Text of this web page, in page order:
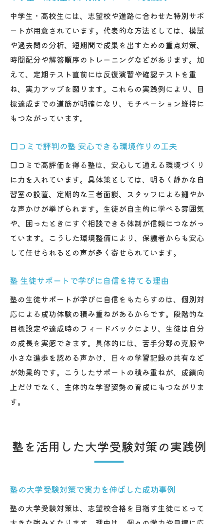
中学生・高校生には、志望校や進路に合わせた特別サポ
ートが用意されています。代表的な方法としては、模試
や過去問の分析、短期間で成果を出すための重点対策、
時間配分や解答順序のトレーニングなどがあります。加
えて、定期テスト直前には反復演習や確認テストを重
ね、実力アップを図ります。これらの実践例により、目
標達成までの道筋が明確になり、モチベーション維持に
もつながっています。
口コミで評判の塾 安心できる環境作りの工夫
口コミで高評価を得る塾は、安心して通える環境づくり
に力を入れています。具体策としては、明るく静かな自
習室の設置、定期的な三者面談、スタッフによる細やか
な声かけが挙げられます。生徒が自主的に学べる雰囲気
や、困ったときにすぐ相談できる体制が信頼につながっ
ています。こうした環境整備により、保護者からも安心
して任せられるとの声が多く寄せられています。
塾 生徒サポートで学びに自信を持てる理由
塾の生徒サポートが学びに自信をもたらすのは、個別対
応による成功体験の積み重ねがあるからです。段階的な
目標設定や達成時のフィードバックにより、生徒は自分
の成長を実感できます。具体的には、苦手分野の克服や
小さな進歩を認める声かけ、日々の学習記録の共有など
が効果的です。こうしたサポートの積み重ねが、成績向
上だけでなく、主体的な学習姿勢の育成にもつながりま
す。
塾を活用した大学受験対策の実践例
塾の大学受験対策で実力を伸ばした成功事例
塾の大学受験対策は、志望校合格を目指す生徒にとって